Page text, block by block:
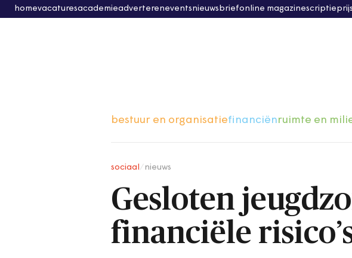
homevacaturesacademieadvertereneventsnieuwsbriefonline magazinescriptieprijs
bestuur en organisatiefinanciënruimte en
sociaal nieuws
Gesloten
financiële